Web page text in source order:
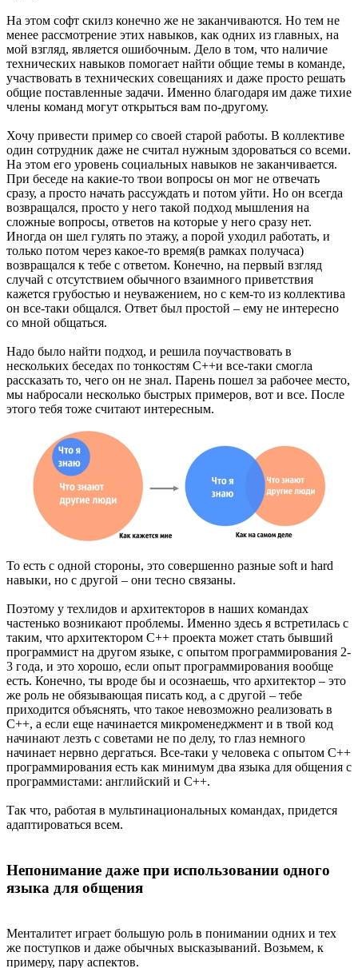
На этом софт скилз конечно же не заканчиваются. Но тем нe
менее рассмотрение этих навыков, как одних из главных, на
мой взгляд, является ошибочным. Дело в том, что наличие
технических навыков помогает найти общие темы в команде,
участвовать в технических совещаниях и даже просто решать
общие поставленные задачи. Именно благодаря им даже тихие
члены команд могут открыться вам по-другому.
Хочу привести пример со своей старой работы. В коллективе
один сотрудник даже не считал нужным здороваться со всеми.
На этом его уровень социальных навыков не заканчивается.
При беседе на какие-то твои вопросы он мог не отвечать
сразу, а просто начать рассуждать и потом уйти. Но он всегда
возвращался, просто у него такой подход мышления на
сложные вопросы, ответов на которые у него сразу нет.
Иногда он шел гулять по этажу, а порой уходил работать, и
только потом через какое-то время(в рамках получаса)
возвращался к тебе с ответом. Конечно, на первый взгляд
случай с отсутствием обычного взаимного приветствия
кажется грубостью и неуважением, но с кем-то из коллектива
он все-таки общался. Ответ был простой – ему не интересно
со мной общаться.
Надо было найти подход, и решила поучаствовать в
нескольких беседах по тонкостям C++и все-таки смогла
рассказать то, чего он не знал. Парень пошел за рабочее место,
мы набросали несколько быстрых примеров, вот и все. После
этого тебя тоже считают интересным.
То есть с одной стороны, это совершенно разные soft и hard
навыки, но с другой – они тесно связаны.
Поэтому у техлидов и архитекторов в наших командах
частенько возникают проблемы. Именно здесь я встретилась с
таким, что архитектором С++ проекта может стать бывший
программист на другом языке, с опытом программирования 2-
3 года, и это хорошо, если опыт программирования вообще
есть. Конечно, ты вроде бы и осознаешь, что архитектор – это
же роль не обязывающая писать код, а с другой – тебе
приходится объяснять, что такое невозможно реализовать в
С++, а если еще начинается микроменеджмент и в твой код
начинают лезть с советами не по делу, то глаз немного
начинает нервно дергаться. Все-таки у человека с опытом С++
программирования есть как минимум два языка для общения с
программистами: английский и C++.
Так что, работая в мультинациональных командах, придется
адаптироваться всем.
Непонимание даже при использовании одного
языка для общения
Менталитет играет большую роль в понимании одних и тех
же поступков и даже обычных высказываний. Возьмем, к
примеру, пару аспектов.